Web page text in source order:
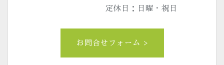
定休日：日曜・祝日
お問合せフォーム >